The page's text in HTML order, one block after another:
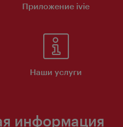
Приложение ivie
Наши услуги
информация